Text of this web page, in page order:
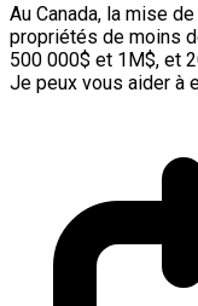
Au Canada, la mise
propriétés de moins
500 000$ et 1M$, et
Je peux vous aider à